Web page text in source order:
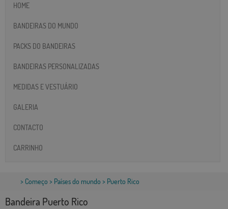
HOME
BANDEIRAS DO MUNDO
PACKS DO BANDEIRAS
BANDEIRAS PERSONALIZADAS
MEDIDAS E VESTUÁRIO
GALERIA
CONTACTO
CARRINHO
> Começo > Países do mundo > Puerto Rico
Bandeira Puerto Rico